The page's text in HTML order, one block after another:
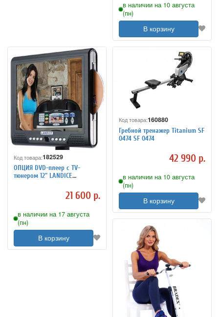
в наличии на 10 августа
(пн)
В корзину
Код товара:182529
ОПЦИЯ DVD-плеер с TV-
тюнером 12" LANDICE
21 600 р.
в наличии на 17 августа
(пн)
В корзину
Код товара:160880
Гребной тренажер Titanium SF
0474 SF 0474
42 990 р.
в наличии на 10 августа
(пн)
В корзину